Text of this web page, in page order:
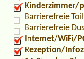
Kinderzimmer/
Barrierefreie
Barrierefreie
Internet/WiFi/
Rezeption/